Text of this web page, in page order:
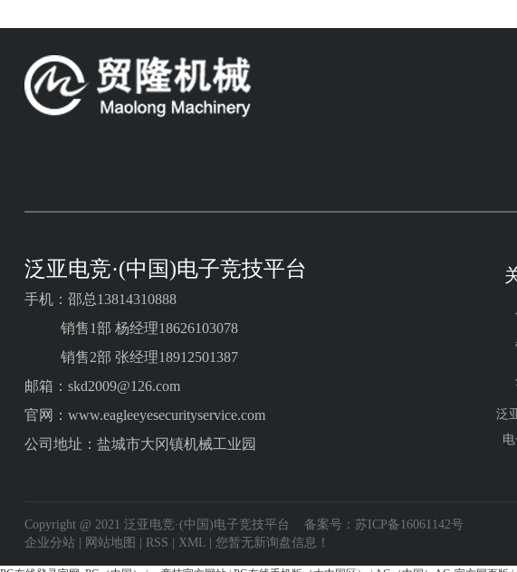
泛亚电竞·(中国)电子竞技平台
手机：邵总13814310888
销售1部 杨经理18626103078
销售2部 张经理18912501387
邮箱：skd2009@126.com
官网：www.eagleeyesecurityservice.com
公司地址：盐城市大冈镇机械工业园
泛
Copyright @ 2021 泛亚电竞·(中国)电子竞技平台 备案号：苏ICP备16061142号
企业分站| 网站地图 | RSS | XML| 您暂无新询盘信息！